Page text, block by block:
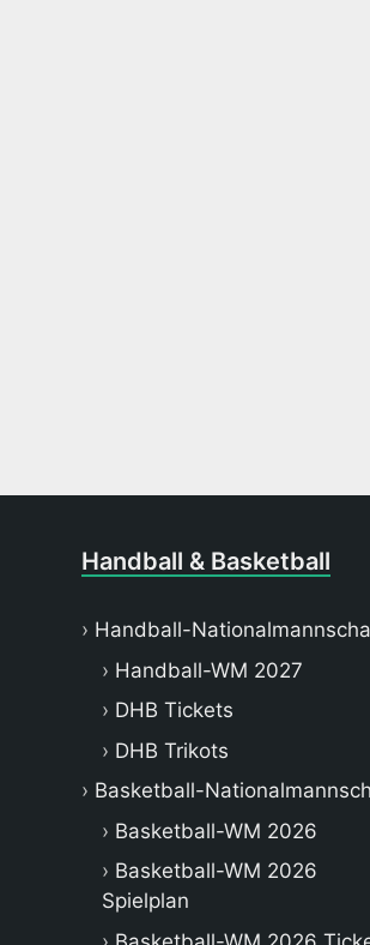
Handball & Basketball
Handball-
Handball-WM 2027
DHB Tickets
DHB Trikots
Basketball-
Basketball-WM 2026
Basketball-WM 2026
Spielplan